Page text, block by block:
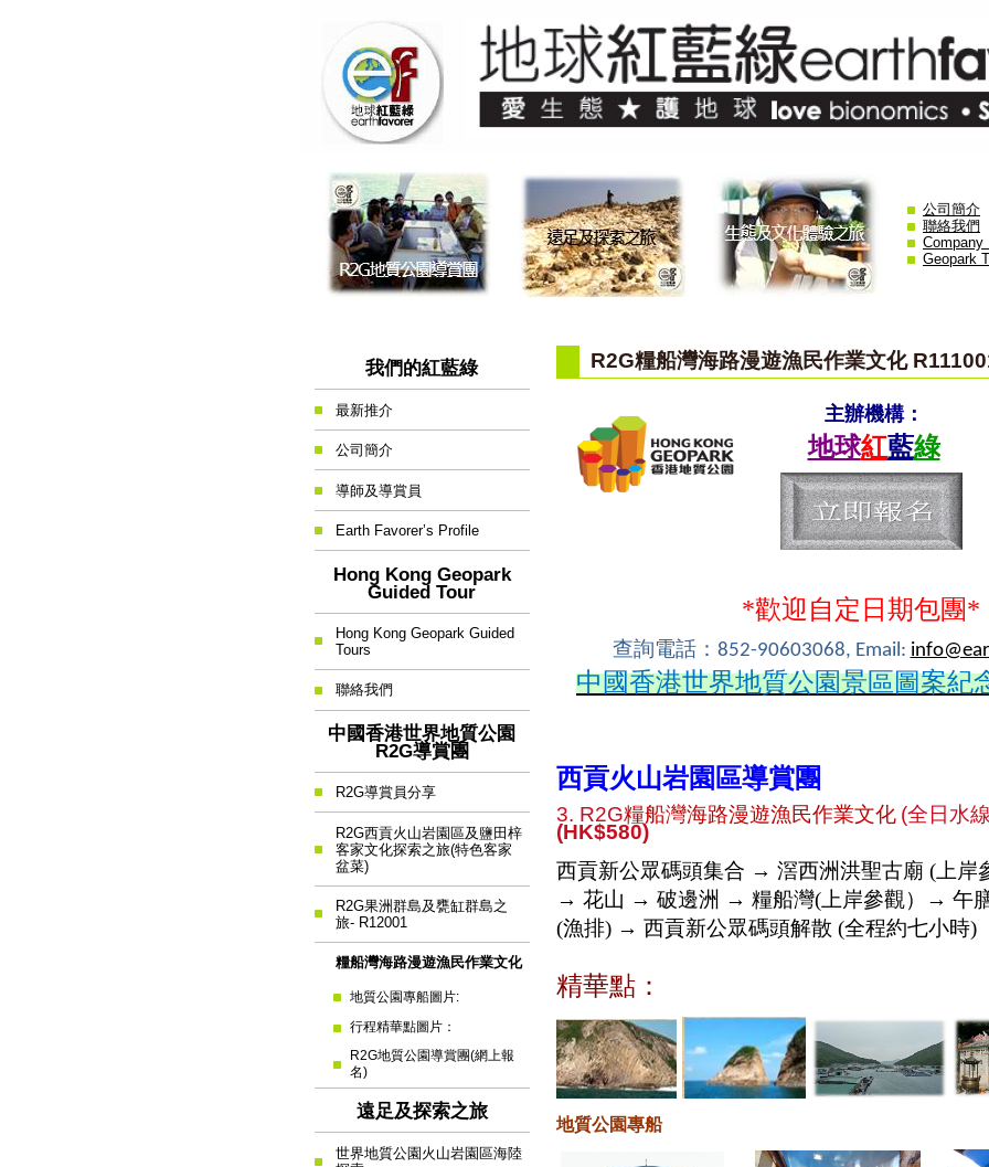
公司簡介
聯絡我們
Company
Geopark
我們的紅藍綠
最新推介
公司簡介
導師及導賞員
Earth Favorer’s Profile
Hong Kong Geopark
Guided Tour
Hong Kong Geopark Guided
Tours
聯絡我們
中國香港世界地質公園
R2G導賞團
R2G導賞員分享
R2G西貢火山岩園區及鹽田梓
客家文化探索之旅(特色客家
盆菜)
R2G果洲群島及甕缸群島之
旅- R12001
糧船灣海路漫遊漁民作業文化
地質公園專船圖片:
行程精華點圖片：
R2G地質公園導賞團(網上報
名)
遠足及探索之旅
世界地質公園火山岩園區海陸
R2G糧船灣海路漫遊漁民作業文化
主辦機構：
地球紅藍綠
*歡迎自定日期包團*
查詢電話： 852-90603068, Email:
中國香港世界地質公園景區圖案紀
西貢火山岩園區導賞團
3. R2G糧船灣海路漫遊漁民作業文化 (全日水
(HK$580)
西貢新公眾碼頭集合 → 滘西洲洪聖古廟 ( 上
→ 花山 → 破邊洲 → 糧船灣( 上岸參觀）→ 午
(漁排) → 西貢新公眾碼頭解散 (全程約七小時)
精華點：
地質公園專船